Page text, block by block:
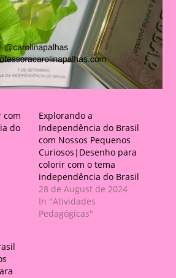
com
do
Explorando a
Independência do Brasil
com Nossos Pequenos
Curiosos|Desenho para
colorir com o tema
independência do Brasil
28 de August de 2024
In "Atividades
Pedagógicas"